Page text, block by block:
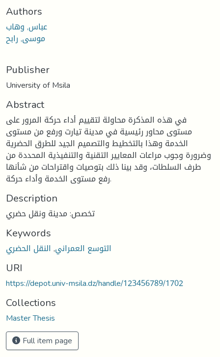
Authors
عباس, وهاب
موسى, رابح
Publisher
University of Msila
Abstract
في هذه المذكرة محاولة لتقييم أداء حركة المرور على
مستوى محاور رئيسية في مدينة تيارت ورفع من مستوى
الخدمة وهذا بالتخطيط والتصميم الجيد للطرق الحضرية
وضرورة وجوب مراعات المعايير التقنية والتنفيذية المحددة من
طرف السلطات، وقد بينا ذلك بتوصيات واقتراحات من شأنها
رفع مستوى الخدمة وأداء حركة.
Description
تخصص: مدينة ونقل حضري
Keywords
التوسع العمراني, النقل الحضري
URI
https://depot.univ-msila.dz/handle/123456789/1702
Collections
Master Thesis
Full item page